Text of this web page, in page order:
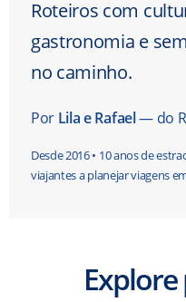
Roteiros com
gastronomia e
no caminho.
Por Lila e Rafael— do
Desde 2016 • 10 anos de
viajantes a planejar viagens